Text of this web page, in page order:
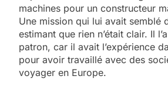
machines pour un constructeur
Une mission qui lui avait semblé
estimant que rien n’était clair. Il
patron, car il avait l’expérience
pour avoir travaillé avec des
voyager en Europe.